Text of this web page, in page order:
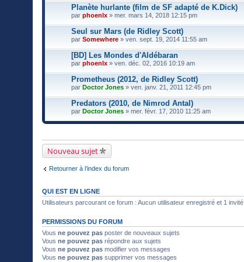
Planète hurlante (film de SF adapté de K.Dick)
par phoenlx » mer. mars 14, 2018 12:15 pm
Seul sur Mars (de Ridley Scott)
par Somewhere » ven. sept. 19, 2014 11:55 am
[BD] Les Mondes d'Aldébaran
par phoenlx » ven. déc. 02, 2016 10:19 am
Prometheus (2012, de Ridley Scott)
par Doctor Jones » ven. janv. 21, 2011 12:45 pm
Predators (2010, de Nimrod Antal)
par Doctor Jones » mer. févr. 17, 2010 11:25 am
Nouveau sujet
Retourner à l’index du forum
QUI EST EN LIGNE
Utilisateurs parcourant ce forum : Aucun utilisateur enregistré et 1 invité
PERMISSIONS DU FORUM
Vous ne pouvez pas poster de nouveaux sujets
Vous ne pouvez pas répondre aux sujets
Vous ne pouvez pas modifier vos messages
Vous ne pouvez pas supprimer vos messages